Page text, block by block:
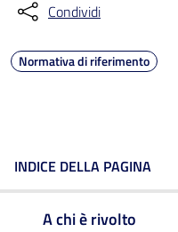
Condividi
Normativa di riferimento
INDICE DELLA PAGINA
A chi è rivolto